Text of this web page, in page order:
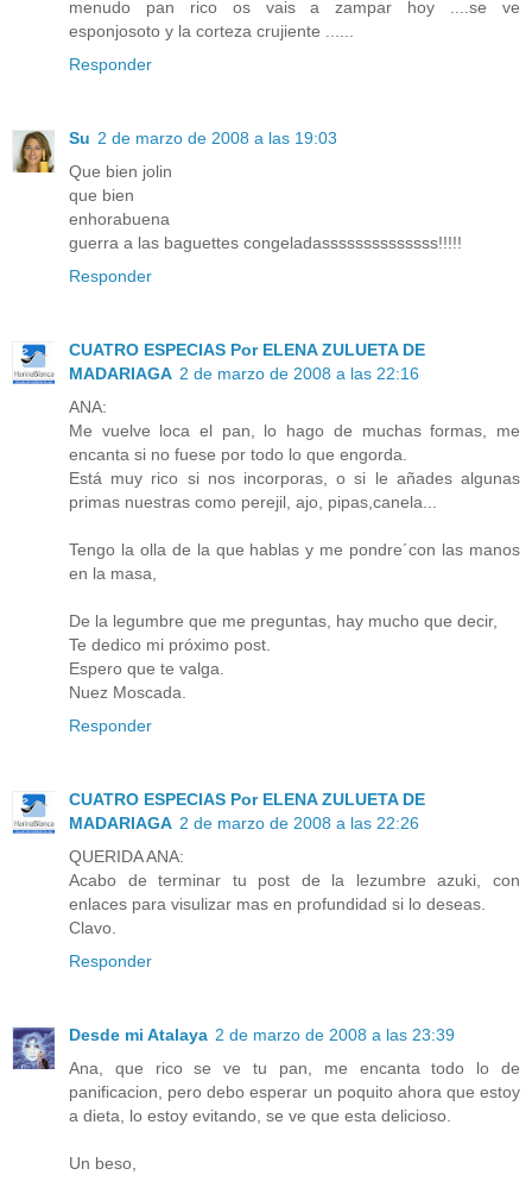
menudo pan rico os vais a zampar hoy ....se ve
esponjosoto y la corteza crujiente ......
Responder
Su 2 de marzo de 2008 a las 19:03
Que bien jolin
que bien
enhorabuena
guerra a las baguettes congeladassssssssssssss!!!!!
Responder
CUATRO ESPECIAS Por ELENA ZULUETA DE
MADARIAGA 2 de marzo de 2008 a las 22:16
ANA:
Me vuelve loca el pan, lo hago de muchas formas, me
encanta si no fuese por todo lo que engorda.
Está muy rico si nos incorporas, o si le añades algunas
primas nuestras como perejil, ajo, pipas,canela...
Tengo la olla de la que hablas y me pondre´con las manos
en la masa,
De la legumbre que me preguntas, hay mucho que decir,
Te dedico mi próximo post.
Espero que te valga.
Nuez Moscada.
Responder
CUATRO ESPECIAS Por ELENA ZULUETA DE
MADARIAGA 2 de marzo de 2008 a las 22:26
QUERIDA ANA:
Acabo de terminar tu post de la lezumbre azuki, con
enlaces para visulizar mas en profundidad si lo deseas.
Clavo.
Responder
Desde mi Atalaya 2 de marzo de 2008 a las 23:39
Ana, que rico se ve tu pan, me encanta todo lo de
panificacion, pero debo esperar un poquito ahora que estoy
a dieta, lo estoy evitando, se ve que esta delicioso.
Un beso,